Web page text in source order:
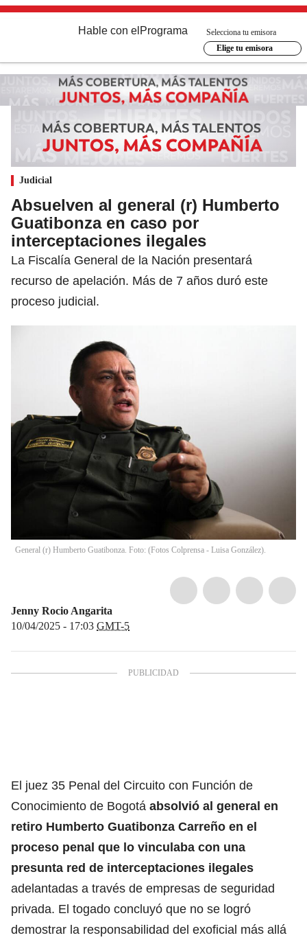
Hable con el Programa
Selecciona tu emisora
Elige tu emisora
Judicial
Absuelven al general (r) Humberto
Guatibonza en caso por
interceptaciones ilegales
La Fiscalía General de la Nación presentará
recurso de apelación. Más de 7 años duró este
proceso judicial.
General (r) Humberto Guatibonza. Foto: (Fotos Colprensa - Luisa González).
Jenny Rocio Angarita
10/04/2025 - 17:03 GMT-5
El juez 35 Penal del Circuito con Función de
Conocimiento de Bogotá absolvió al general en
retiro Humberto Guatibonza Carreño en el
proceso penal que lo vinculaba con una
presunta red de interceptaciones ilegales
adelantadas a través de empresas de seguridad
privada. El togado concluyó que no se logró
demostrar la responsabilidad del exoficial más allá